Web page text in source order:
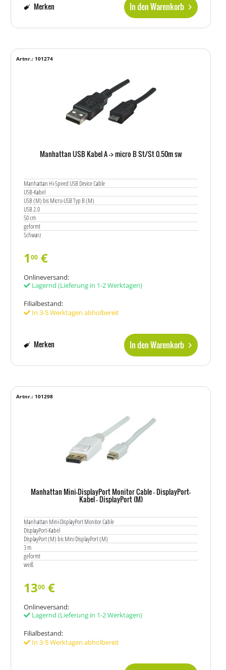
In den Warenkorb
Merken
Manhattan USB Kabel A -> micro B St/St 0.50m sw
Manhattan Hi-Speed USB Device Cable
USB-Kabel
USB (M) bis Micro-USB Typ B (M)
USB 2.0
50 cm
geformt
Schwarz
Artnr.: 101274
100 €
Onlineversand:
Lagernd (Lieferung in 1-2 Werktagen)
Filialbestand:
In 3-5 Werktagen abholbereit
In den Warenkorb
Merken
Manhattan Mini-DisplayPort Monitor Cable - DisplayPort-
Kabel - DisplayPort (M)
Manhattan Mini-DisplayPort Monitor Cable
DisplayPort-Kabel
DisplayPort (M) bis Mini DisplayPort (M)
3 m
geformt
weiß
Artnr.: 101298
1300 €
Onlineversand:
Lagernd (Lieferung in 1-2 Werktagen)
Filialbestand:
In 3-5 Werktagen abholbereit